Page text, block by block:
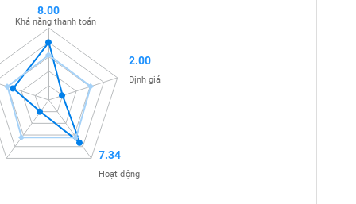
8.00
Khả năng thanh toán
2.00
Định giá
7.34
Hoạt động